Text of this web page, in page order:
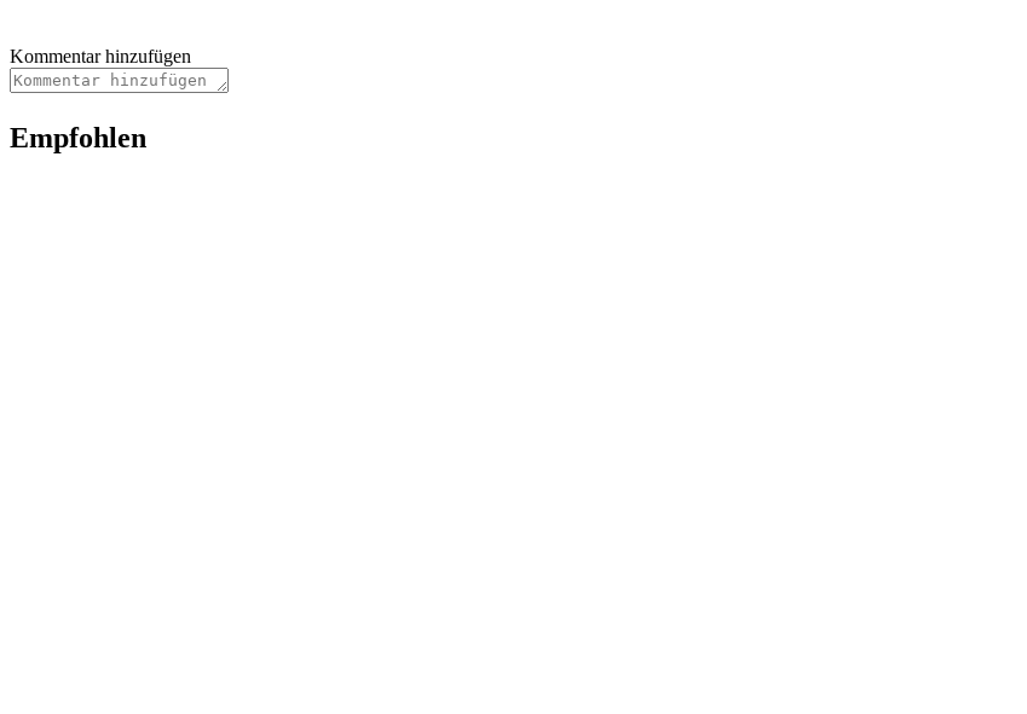
Kommentar hinzufügen
Empfohlen